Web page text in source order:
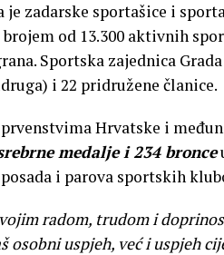
je zadarske sportašice i
brojem od 13.300 aktivnih
Sportska zajednica
i 22 pridružene članice.
prvenstvima Hrvatske i
medalje i 234 bronce
i parova sportskih
radom, trudom i
osobni uspjeh, već i uspjeh